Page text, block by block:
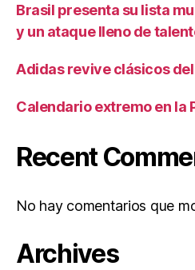
Brasil presenta su lista
y un ataque lleno de
Adidas revive clásicos
Calendario extremo en la
Recent
No hay comentarios que
Archives